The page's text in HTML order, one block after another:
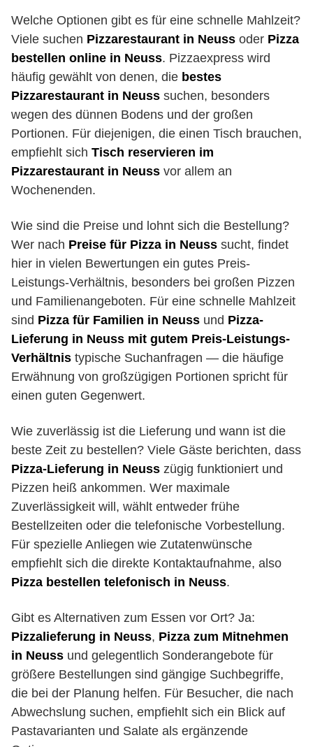
Welche Optionen gibt es für eine schnelle Mahlzeit?
Viele suchen Pizzarestaurant in Neuss oder Pizza
bestellen online in Neuss. Pizzaexpress wird
häufig gewählt von denen, die bestes
Pizzarestaurant in Neuss suchen, besonders
wegen des dünnen Bodens und der großen
Portionen. Für diejenigen, die einen Tisch brauchen,
empfiehlt sich Tisch reservieren im
Pizzarestaurant in Neuss vor allem an
Wochenenden.
Wie sind die Preise und lohnt sich die Bestellung?
Wer nach Preise für Pizza in Neuss sucht, findet
hier in vielen Bewertungen ein gutes Preis-
Leistungs-Verhältnis, besonders bei großen Pizzen
und Familienangeboten. Für eine schnelle Mahlzeit
sind Pizza für Familien in Neuss und Pizza-
Lieferung in Neuss mit gutem Preis-Leistungs-
Verhältnis typische Suchanfragen — die häufige
Erwähnung von großzügigen Portionen spricht für
einen guten Gegenwert.
Wie zuverlässig ist die Lieferung und wann ist die
beste Zeit zu bestellen? Viele Gäste berichten, dass
Pizza-Lieferung in Neuss zügig funktioniert und
Pizzen heiß ankommen. Wer maximale
Zuverlässigkeit will, wählt entweder frühe
Bestellzeiten oder die telefonische Vorbestellung.
Für spezielle Anliegen wie Zutatenwünsche
empfiehlt sich die direkte Kontaktaufnahme, also
Pizza bestellen telefonisch in Neuss.
Gibt es Alternativen zum Essen vor Ort? Ja:
Pizzalieferung in Neuss, Pizza zum Mitnehmen
in Neuss und gelegentlich Sonderangebote für
größere Bestellungen sind gängige Suchbegriffe,
die bei der Planung helfen. Für Besucher, die nach
Abwechslung suchen, empfiehlt sich ein Blick auf
Pastavarianten und Salate als ergänzende